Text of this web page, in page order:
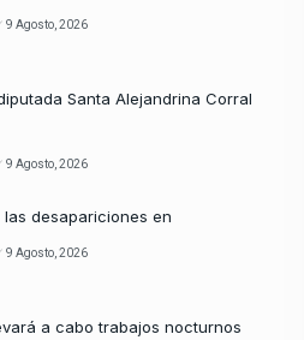
9 Agosto, 2026
Santa Alejandrina Corral
9 Agosto, 2026
las desapariciones en
9 Agosto, 2026
a cabo trabajos nocturnos